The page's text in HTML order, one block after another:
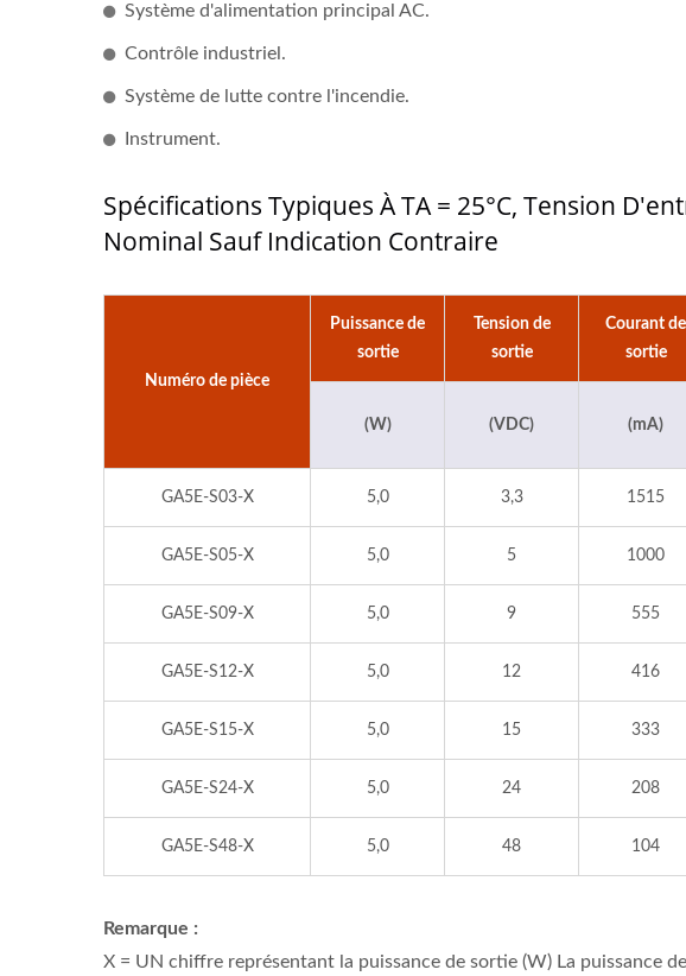
Système d'alimentation principal AC.
Contrôle industriel.
Système de lutte contre l'incendie.
Instrument.
Spécifications Typiques À TA = 25°C, Tension
Nominal Sauf Indication Contraire
Numéro de pièce
Puissance de
sortie
Tension de
sortie
Courant de
sortie
(W) (VDC) (mA)
GA5E-S03-X 5,0 3,3 1515
GA5E-S05-X 5,0 5 1000
GA5E-S09-X 5,0 9 555
GA5E-S12-X 5,0 12 416
GA5E-S15-X 5,0 15 333
GA5E-S24-X 5,0 24 208
GA5E-S48-X 5,0 48 104
Remarque :
X = UN chiffre représentant la puissance de sortie (W) La puissance